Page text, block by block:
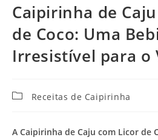
Caipirinha de
de Coco: Uma
Irresistível para o
CategoriaReceitas de Caipirinha
A Caipirinha de Caju com Licor de